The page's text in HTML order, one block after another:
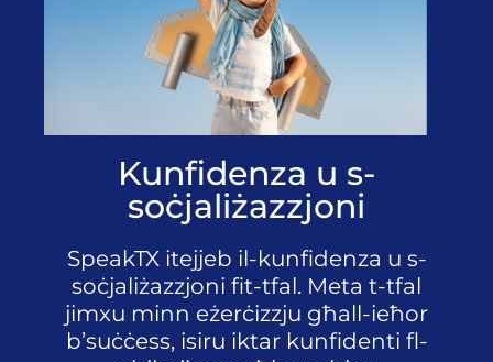
Kunfidenza u s-
soċjaliżazzjoni
SpeakTX itejjeb il-kunfidenza u s-
soċjaliżazzjoni fit-tfal. Meta t-tfal
jimxu minn eżerċizzju għall-ieħor
b’suċċess, isiru iktar kunfidenti fl-